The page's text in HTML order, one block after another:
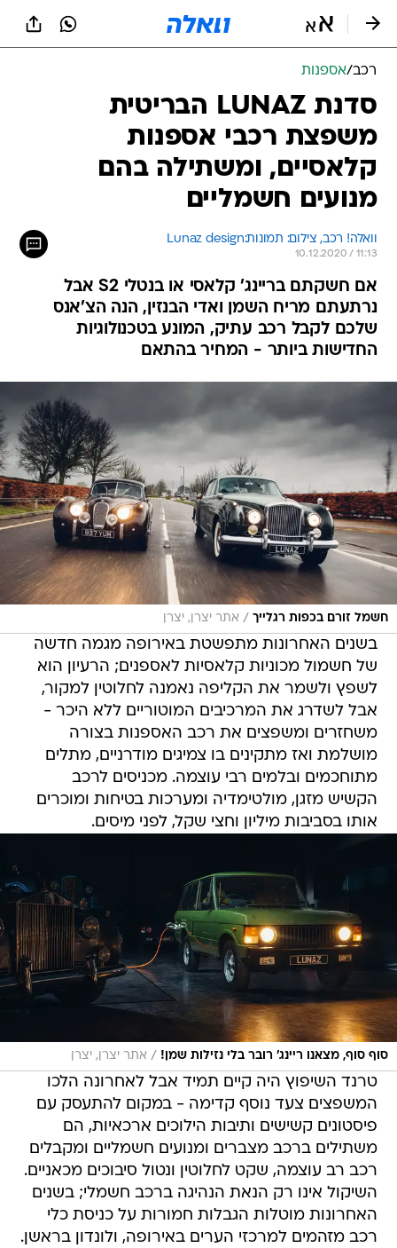
רכב/אספנות
סדנת LUNAZ הבריטית
משפצת רכבי אספנות
קלאסיים, ומשתילה בהם
מנועים חשמליים
וואלה! רכב, צילום: תמונות:Lunaz design
10.12.2020 / 11:13
אם חשקתם בריינג' קלאסי או בנטלי S2 אבל
נרתעתם מריח השמן ואדי הבנזין, הנה הצ'אנס
שלכם לקבל רכב עתיק, המונע בטכנולוגיות
החדישות ביותר - המחיר בהתאם
חשמל זורם בכפות רגלייך / אתר יצרן, יצרן
בשנים האחרונות מתפשטת באירופה מגמה חדשה
של חשמול מכוניות קלאסיות לאספנים; הרעיון הוא
לשפץ ולשמר את הקליפה נאמנה לחלוטין למקור,
אבל לשדרג את המרכיבים המוטוריים ללא היכר -
משחזרים ומשפצים את רכב האספנות בצורה
מושלמת ואז מתקינים בו צמיגים מודרניים, מתלים
מתוחכמים ובלמים רבי עוצמה. מכניסים לרכב
הקשיש מזגן, מולטימדיה ומערכות בטיחות ומוכרים
אותו בסביבות מיליון וחצי שקל, לפני מיסים.
סוף סוף, מצאנו ריינג' רובר בלי נזילות שמן! / אתר יצרן, יצרן
טרנד השיפוץ היה קיים תמיד אבל לאחרונה הלכו
המשפצים צעד נוסף קדימה - במקום להתעסק עם
פיסטונים קשישים ותיבות הילוכים ארכאיות, הם
משתילים ברכב מצברים ומנועים חשמליים ומקבלים
רכב רב עוצמה, שקט לחלוטין ונטול סיבוכים מכאניים.
השיקול אינו רק הנאת הנהיגה ברכב חשמלי; בשנים
האחרונות מוטלות הגבלות חמורות על כניסת כלי
רכב מזהמים למרכזי הערים באירופה, ולונדון בראשן.